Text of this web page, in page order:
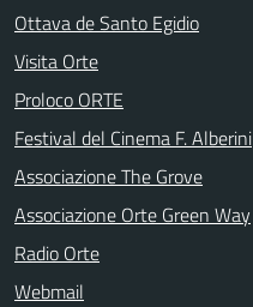
Ottava de Santo Egidio
Visita Orte
Proloco ORTE
Festival del Cinema F. Alberini
Associazione The Grove
Associazione Orte Green Way
Radio Orte
Webmail